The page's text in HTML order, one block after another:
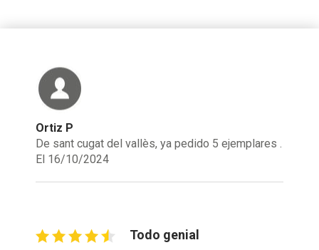
Ortiz P
De sant cugat del vallès, ya pedido 5 ejemplares .
El 16/10/2024
Todo genial